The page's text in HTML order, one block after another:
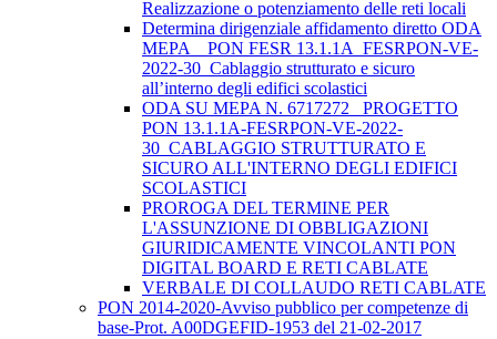
Realizzazione o potenziamento delle reti locali
Determina dirigenziale affidamento diretto ODA
MEPA _ PON FESR 13.1.1A_FESRPON-VE-
2022-30_Cablaggio strutturato e sicuro
all’interno degli edifici scolastici
ODA SU MEPA N. 6717272_ PROGETTO
PON 13.1.1A-FESRPON-VE-2022-
30_CABLAGGIO STRUTTURATO E
SICURO ALL'INTERNO DEGLI EDIFICI
SCOLASTICI
PROROGA DEL TERMINE PER
L'ASSUNZIONE DI OBBLIGAZIONI
GIURIDICAMENTE VINCOLANTI PON
DIGITAL BOARD E RETI CABLATE
VERBALE DI COLLAUDO RETI CABLATE
PON 2014-2020-Avviso pubblico per competenze di
base-Prot. A00DGEFID-1953 del 21-02-2017